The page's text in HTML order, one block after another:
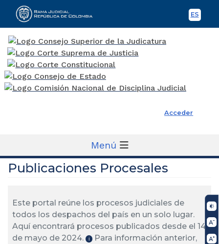
ES
Rama Judicial
Acceder
Menú
Publicaciones Procesales
Este portal reúne los procesos judiciales de
todos los despachos del país en un solo lugar.
Aquí encontrará procesos publicados desde el 14
de mayo de 2024.
ℹ️
Para información anterior,